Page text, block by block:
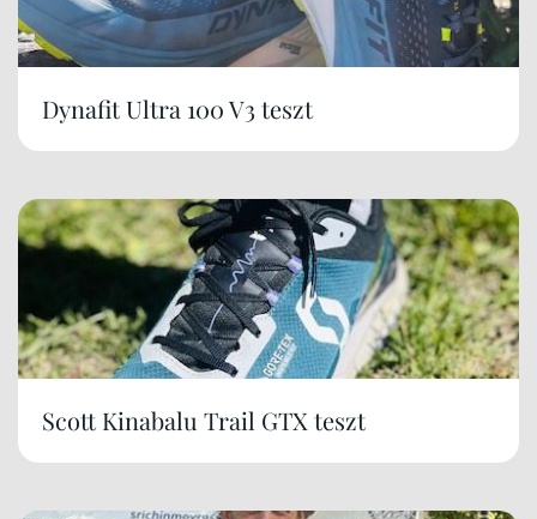
Dynafit Ultra 100 V3 teszt
Scott Kinabalu Trail GTX teszt